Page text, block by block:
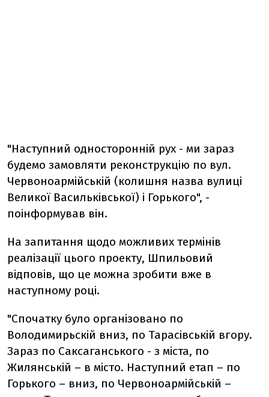
"Наступний односторонній рух - ми зараз
будемо замовляти реконструкцію по вул.
Червоноармійській (колишня назва вулиці
Великої Васильківської) і Горького", -
поінформував він.
На запитання щодо можливих термінів
реалізації цього проекту, Шпильовий
відповів, що це можна зробити вже в
наступному році.
"Спочатку було організовано по
Володимирьскій вниз, по Тарасівській вгору.
Зараз по Саксаганського - з міста, по
Жилянській – в місто. Наступний етап – по
Горького – вниз, по Червоноармійській –